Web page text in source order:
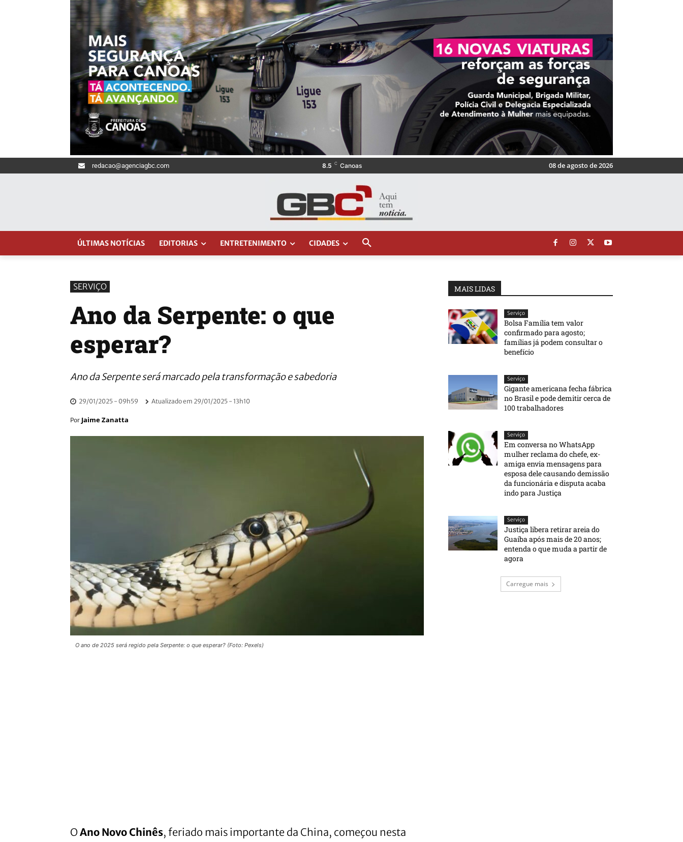
redacao@agenciagbc.com 8.5 C Canoas 08 de agosto de 2026
ÚLTIMAS NOTÍCIAS EDITORIAS ENTRETENIMENTO CIDADES
SERVIÇO
Ano da Serpente: o que
esperar?
Ano da Serpente será marcado pela transformação e sabedoria
29/01/2025 - 09h59 Atualizado em 29/01/2025 - 13h10
Por Jaime Zanatta
O ano de 2025 será regido pela Serpente: o que esperar? (Foto: Pexels)
OAno Novo Chinês, feriado mais importante da China, começou nesta
MAIS LIDAS
Serviço
Bolsa Família tem valor
confirmado para agosto;
famílias já podem consultar o
benefício
Serviço
Gigante americana fecha fábrica
no Brasil e pode demitir cerca de
100 trabalhadores
Serviço
Em conversa no WhatsApp
mulher reclama do chefe, ex-
amiga envia mensagens para
esposa dele causando demissão
da funcionária e disputa acaba
indo para Justiça
Serviço
Justiça libera retirar areia do
Guaíba após mais de 20 anos;
entenda o que muda a partir de
agora
Carregue mais